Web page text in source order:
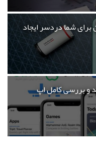
برای شما دردسر ایجاد
و بررسی کامل اپ